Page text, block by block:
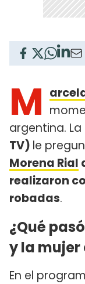
M
argentina.
TV) le
Morena Rial
realizaron
robadas.
¿Qué
y la mujer
En el